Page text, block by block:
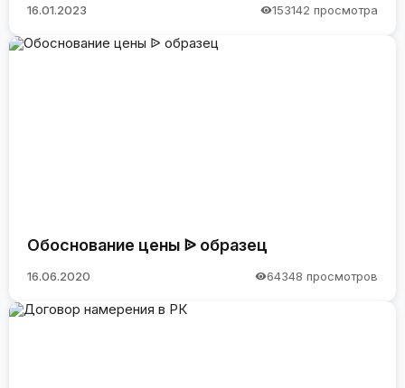
16.01.2023 153142 просмотра
Обоснование цены ᐉ образец
16.06.2020 64348 просмотров